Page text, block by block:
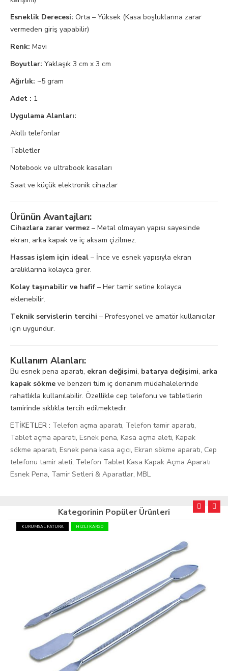
Esneklik Derecesi: Orta – Yüksek (Kasa boşluklarına zarar
vermeden giriş yapabilir)
Renk: Mavi
Boyutlar: Yaklaşık 3 cm x 3 cm
Ağırlık: ~5 gram
Adet : 1
Uygulama Alanları:
Akıllı telefonlar
Tabletler
Notebook ve ultrabook kasaları
Saat ve küçük elektronik cihazlar
Ürünün Avantajları:
Cihazlara zarar vermez – Metal olmayan yapısı sayesinde
ekran, arka kapak ve iç aksam çizilmez.
Hassas işlem için ideal – İnce ve esnek yapısıyla ekran
aralıklarına kolayca girer.
Kolay taşınabilir ve hafif – Her tamir setine kolayca
eklenebilir.
Teknik servislerin tercihi – Profesyonel ve amatör kullanıcılar
için uygundur.
Kullanım Alanları:
Bu esnek pena aparatı, ekran değişimi, batarya değişimi, arka
kapak sökme ve benzeri tüm iç donanım müdahalelerinde
rahatlıkla kullanılabilir. Özellikle cep telefonu ve tabletlerin
tamirinde sıklıkla tercih edilmektedir.
ETİKETLER : Telefon açma aparatı, Telefon tamir aparatı,
Tablet açma aparatı, Esnek pena, Kasa açma aleti, Kapak
sökme aparatı, Esnek pena kasa açıcı, Ekran sökme aparatı, Cep
telefonu tamir aleti, Telefon Tablet Kasa Kapak Açma Aparatı
Esnek Pena, Tamir Setleri & Aparatlar, MBL
Kategorinin Popüler Ürünleri
KURUMSAL FATURA HIZLI KARGO